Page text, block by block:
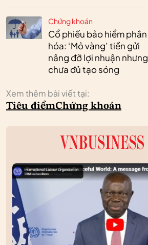
Chứng khoán
Cổ phiếu bảo hiểm phân
hóa: ‘Mỏ vàng’ tiền gửi
nâng đỡ lợi nhuận nhưng
chưa đủ tạo sóng
Xem thêm bài viết tại:
Tiêu điểmChứng khoán